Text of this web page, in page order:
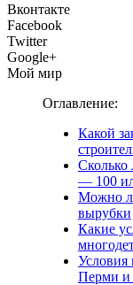
Вконтакте
Facebook
Twitter
Google+
Мой мир
Оглавление:
Какой
Сколько
— 100
Можно
вырубки
Какие
Условия
Перми и